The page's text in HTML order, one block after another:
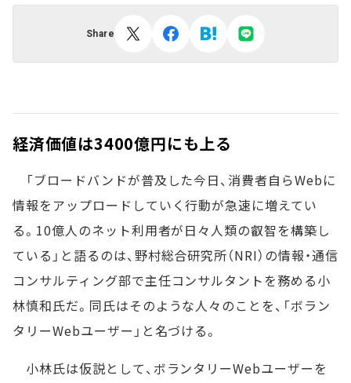
Share
経済価値は3400億円にも上る
「ブロードバンドが普及した今日、消費者自らWebに
情報をアップロードしていく行動が急速に増えてい
る。10億人のネット利用者が日々人類の叡智を構築し
ている」と語るのは、野村総合研究所（NRI）の情報・通信
コンサルティング部で主任コンサルタントを務める小
林慎和氏だ。同氏はそのような人々のことを、「ボラン
タリーWebユーザー」と名づける。
小林氏は仮説として、ボランタリーWebユーザーを